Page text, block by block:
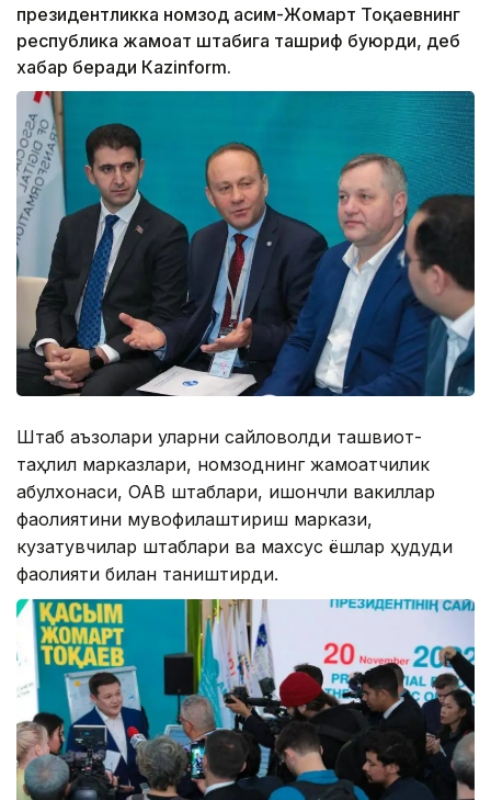
президентликка номзод Қасим-Жомарт Тоқаевнинг
республика жамоат штабига ташриф буюрди, деб
хабар беради Кazinform.
Штаб аъзолари уларни сайловолди ташвиқот-
таҳлил марказлари, номзоднинг жамоатчилик
қабулхонаси, ОАВ штаблари, ишончли вакиллар
фаолиятини мувофиқлаштириш маркази,
кузатувчилар штаблари ва махсус ёшлар ҳудуди
фаолияти билан таништирди.